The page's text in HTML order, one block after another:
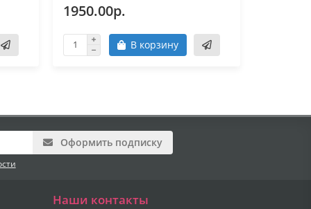
1950.00р.
В корзину
Оформить подписку
Наши контакты